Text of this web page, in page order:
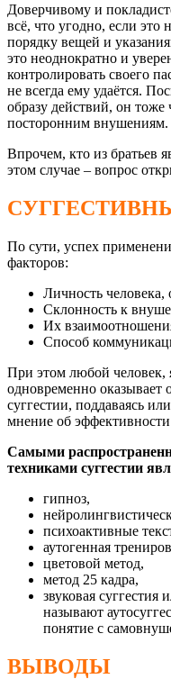
Доверчивому и
всё, что угодно, если это
порядку вещей и
это неоднократно и
контролировать своего
не всегда ему удаётся.
образу действий, он
посторонним внушениям.
Впрочем, кто из братьев
этом случае – вопрос
По сути, успех
факторов:
Личность человека,
Склонность к
Их
Способ
При этом любой
одновременно оказывает
суггестии, поддаваясь
мнение об
Самыми
техниками суггестии
гипноз,
психоактивные
аутогенная
цветовой метод,
метод 25 кадра,
звуковая
называют
понятие с
ВЫВОДЫ